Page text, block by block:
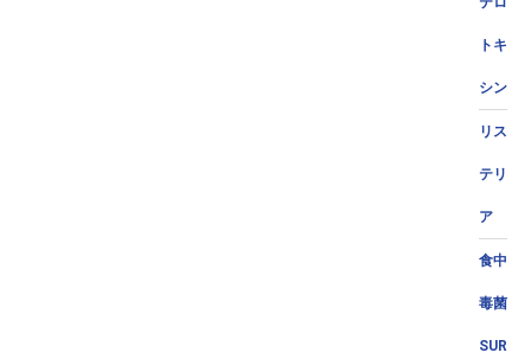
トキ
シン
リス
テリ
ア
食中
毒菌
SUR